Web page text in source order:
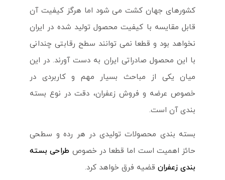
کشورهای جهان کشت می شود اما هرگز کیفیت آن
قابل مقایسه با کیفیت محصول تولید شده در ایران
نخواهد بود و قطعا نمی توانند سطح رقابتی چندانی
با این محصول صادراتی ایران به دست آورند. در این
میان یکی از مباحث بسیار مهم و کاربردی در
خصوص عرضه و فروش زعفران، دقت در نوع بسته
بندی آن است.
بسته بندی محصولات تولیدی در هر رده و سطحی
حائز اهمیت است اما قطعا در خصوص طراحی بسته
بندی زعفران قضیه فرق خواهد کرد.